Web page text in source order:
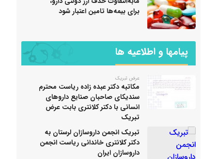
برای بیمه‌ها تامین اعتبار شود
پیامها و اطلاعیه ها
عرض تبریک
مکاتبه دکتر عبده زاده ریاست محترم
سندیکای صاحبان صنایع داروهای
انسانی با دکتر کلانتری بابت عرض
تبریک
تبریک انجمن داروسازان لرستان به
دکتر کلانتری خاندانی ریاست انجمن
داروسازان ایران